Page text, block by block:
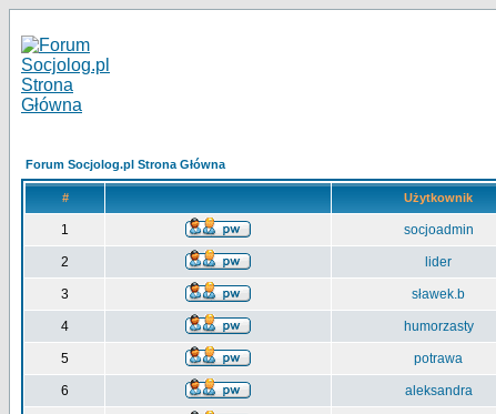
Forum Socjolog.pl Strona Główna
# Użytkownik
1 socjoadmin
2 lider
3 sławek.b
4 humorzasty
5 potrawa
6 aleksandra